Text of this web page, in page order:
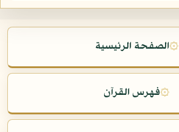
۞الصفحة الرئيسية
۞فهرس القرآن